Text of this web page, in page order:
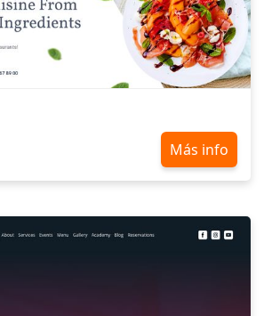
Más info